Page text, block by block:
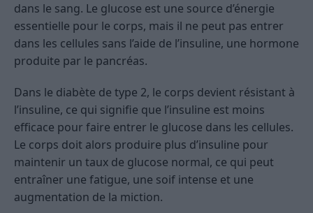
dans le sang. Le glucose est une source d’énergie
essentielle pour le corps, mais il ne peut pas entrer
dans les cellules sans l’aide de l’insuline, une hormone
produite par le pancréas.
Dans le diabète de type 2, le corps devient résistant à
l’insuline, ce qui signifie que l’insuline est moins
efficace pour faire entrer le glucose dans les cellules.
Le corps doit alors produire plus d’insuline pour
maintenir un taux de glucose normal, ce qui peut
entraîner une fatigue, une soif intense et une
augmentation de la miction.